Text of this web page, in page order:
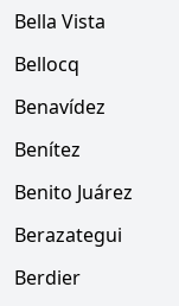
Bella Vista
Bellocq
Benavídez
Benítez
Benito Juárez
Berazategui
Berdier